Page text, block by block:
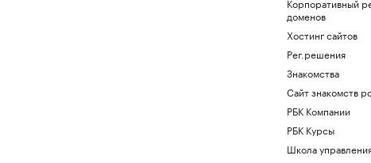
доменов
Хостинг сайтов
Рег.решения
Знакомства
Сайт знакомств
РБК Компании
РБК Курсы
Школа